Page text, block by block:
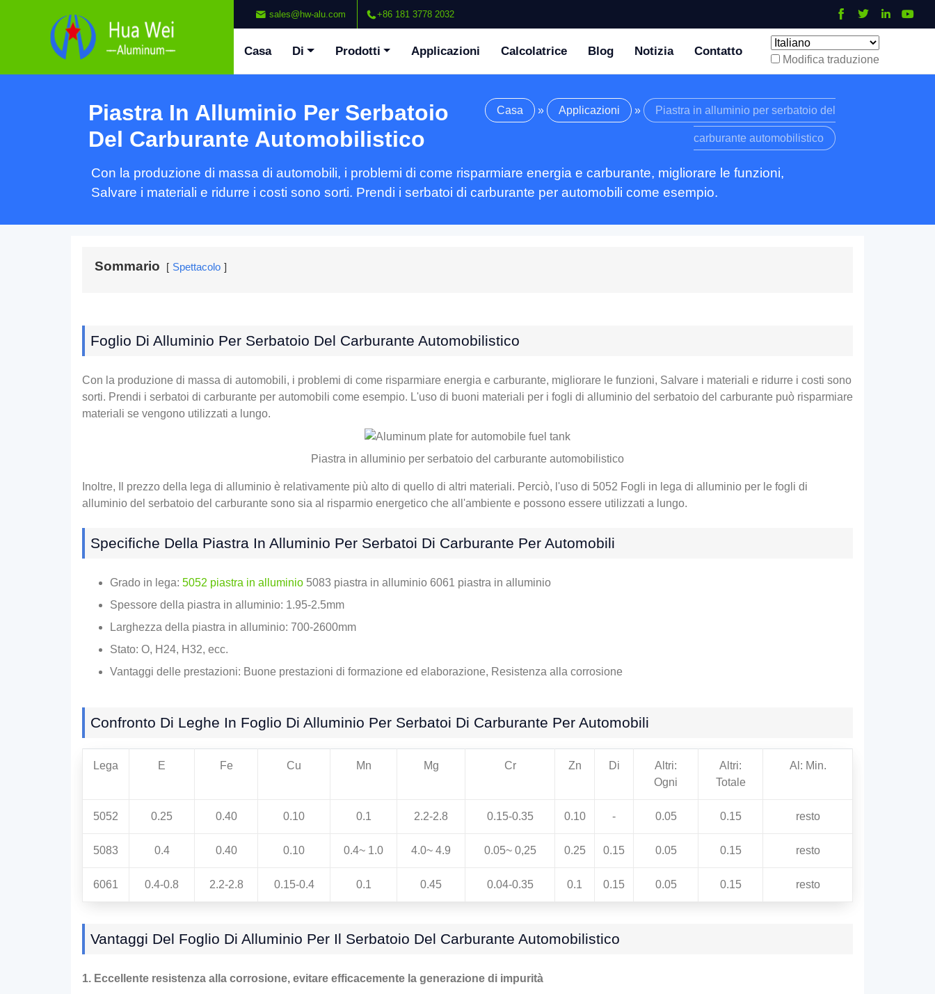
sales@hw-alu.com +86 181 3778 2032
Casa Di Prodotti Applicazioni Calcolatrice Blog Notizia Contatto
Modifica traduzione
Piastra In Alluminio Per Serbatoio
Del Carburante Automobilistico
Casa » Applicazioni » Piastra in alluminio per serbatoio del
carburante automobilistico
Con la produzione di massa di automobili, i problemi di come risparmiare energia e carburante, migliorare le funzioni,
Salvare i materiali e ridurre i costi sono sorti. Prendi i serbatoi di carburante per automobili come esempio.
Sommario Spettacolo
Foglio Di Alluminio Per Serbatoio Del Carburante Automobilistico
Con la produzione di massa di automobili, i problemi di come risparmiare energia e carburante, migliorare le funzioni, Salvare i materiali e ridurre i costi sono
sorti. Prendi i serbatoi di carburante per automobili come esempio. L'uso di buoni materiali per i fogli di alluminio del serbatoio del carburante può risparmiare
materiali se vengono utilizzati a lungo.
Piastra in alluminio per serbatoio del carburante automobilistico
Inoltre, Il prezzo della lega di alluminio è relativamente più alto di quello di altri materiali. Perciò, l'uso di 5052 Fogli in lega di alluminio per le fogli di
alluminio del serbatoio del carburante sono sia al risparmio energetico che all'ambiente e possono essere utilizzati a lungo.
Specifiche Della Piastra In Alluminio Per Serbatoi Di Carburante Per Automobili
Grado in lega: 5052 piastra in alluminio 5083 piastra in alluminio 6061 piastra in alluminio
Spessore della piastra in alluminio: 1.95-2.5mm
Larghezza della piastra in alluminio: 700-2600mm
Stato: O, H24, H32, ecc.
Vantaggi delle prestazioni: Buone prestazioni di formazione ed elaborazione, Resistenza alla corrosione
Confronto Di Leghe In Foglio Di Alluminio Per Serbatoi Di Carburante Per Automobili
Lega E Fe Cu Mn Mg Cr Zn Di
Altri:
Ogni
Altri:
Totale
Al: Min.
5052 0.25 0.40 0.10 0.1 2.2-2.8 0.15-0.35 0.10 - 0.05 0.15 resto
5083 0.4 0.40 0.10 0.4~ 1.0 4.0~ 4.9 0.05~ 0,25 0.25 0.15 0.05 0.15 resto
6061 0.4-0.8 2.2-2.8 0.15-0.4 0.1 0.45 0.04-0.35 0.1 0.15 0.05 0.15 resto
Vantaggi Del Foglio Di Alluminio Per Il Serbatoio Del Carburante Automobilistico
1. Eccellente resistenza alla corrosione, evitare efficacemente la generazione di impurità